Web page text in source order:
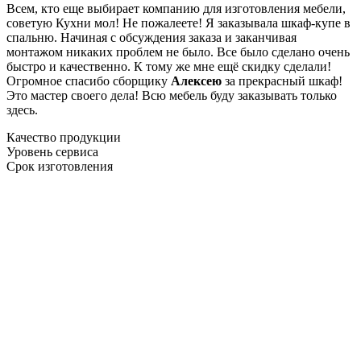
Всем, кто еще выбирает компанию для изготовления мебели,
советую Кухни мол! Не пожалеете! Я заказывала шкаф-купе в
спальню. Начиная с обсуждения заказа и заканчивая
монтажом никаких проблем не было. Все было сделано очень
быстро и качественно. К тому же мне ещё скидку сделали!
Огромное спасибо сборщику Алексею за прекрасный шкаф!
Это мастер своего дела! Всю мебель буду заказывать только
здесь.
Качество продукции
Уровень сервиса
Срок изготовления